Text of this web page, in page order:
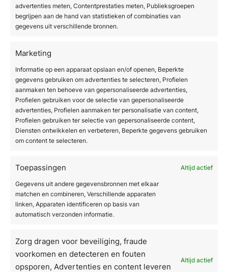
advertenties meten, Contentprestaties meten, Publieksgroepen
begrijpen aan de hand van statistieken of combinaties van
gegevens uit verschillende bronnen.
Marketing
Informatie op een apparaat opslaan en/of openen, Beperkte
gegevens gebruiken om advertenties te selecteren, Profielen
aanmaken ten behoeve van gepersonaliseerde advertenties,
Profielen gebruiken voor de selectie van gepersonaliseerde
advertenties, Profielen aanmaken ter personalisatie van content,
Profielen gebruiken ter selectie van gepersonaliseerde content,
Diensten ontwikkelen en verbeteren, Beperkte gegevens gebruiken
om content te selecteren.
Toepassingen Altijd actief
Gegevens uit andere gegevensbronnen met elkaar
matchen en combineren, Verschillende apparaten
linken, Apparaten identificeren op basis van
automatisch verzonden informatie.
Zorg dragen voor beveiliging, fraude
voorkomen en detecteren en fouten
opsporen, Advertenties en content leveren
Altijd actief
Bovendien neemt de huidkwaliteit af met de
leeftijd. De productie van collageen en elastine
minder elastisch wordt. Hierdoor wordt cellulite
juist zichtbaarder naarmate je ouder wordt, ook
als je actief blijft sporten. Sport vertraagt dit
proces, maar keert het niet om.
Welke professionele
behandelingen verminderen
cellulite effectief?
Professionele
richt zich
op de bindweefselstructuur zelf, iets wat sport
niet kan bereiken. Technologieën zoals
radiofrequentie, shockwave therapie en
vetcellen af en verbeteren de huidtextuur
structureel.